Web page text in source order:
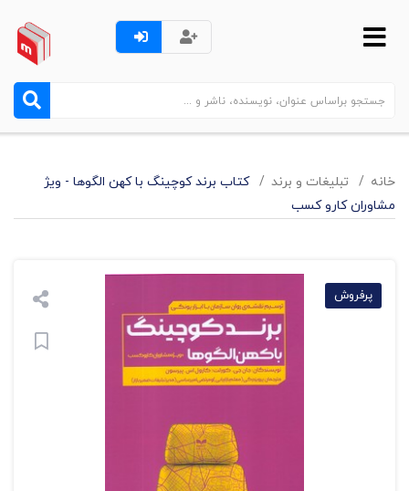
خانه تبليغات و برند
کتاب برند کوچینگ با کهن الگوها - ویژ
مشاوران کارو کسب
پرفروش